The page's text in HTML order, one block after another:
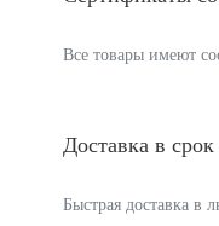
Все товары имеют
Доставка в срок
Быстрая доставка в